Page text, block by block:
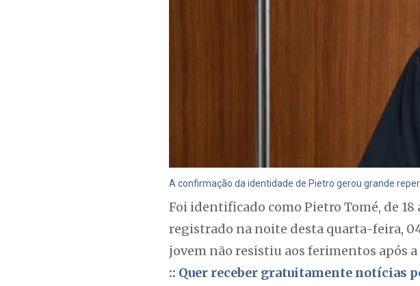
A confirmação da identidade de Pietro gerou grande
Foi identificado como Pietro Tomé, de
registrado na noite desta quarta-feira,
jovem não resistiu aos ferimentos após
:: Quer receber gratuitamente notícias